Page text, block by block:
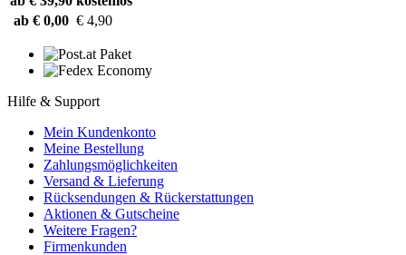
ab € 0,00 € 4,90
Hilfe & Support
Mein Kundenkonto
Meine Bestellung
Zahlungsmöglichkeiten
Versand & Lieferung
Rücksendungen & Rückerstattungen
Aktionen & Gutscheine
Weitere Fragen?
Firmenkunden